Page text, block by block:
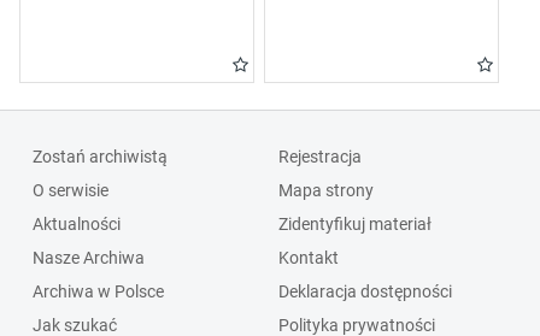
Zostań archiwistą
O serwisie
Aktualności
Nasze Archiwa
Archiwa w Polsce
Jak szukać
Rejestracja
Mapa strony
Zidentyfikuj materiał
Kontakt
Deklaracja dostępności
Polityka prywatności